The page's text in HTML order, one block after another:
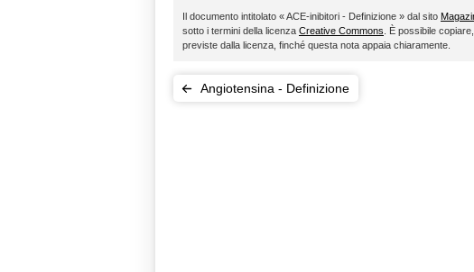
Il documento intitolato « ACE-inibitori - Definizione » dal sito
sotto i termini della licenza Creative Commons . È possibile
previste dalla licenza, finché questa nota appaia chiaramente.
Angiotensina - Definizione